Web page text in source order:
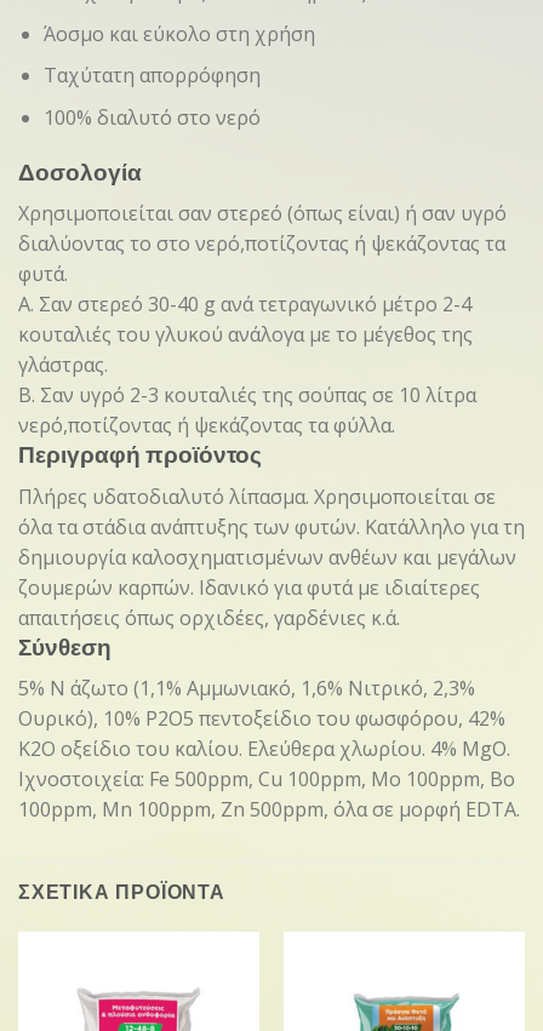
Άοσμο και εύκολο στη χρήση
Ταχύτατη απορρόφηση
100% διαλυτό στο νερό
Δοσολογία
Χρησιμοποιείται σαν στερεό (όπως είναι) ή σαν υγρό
διαλύοντας το στο νερό,ποτίζοντας ή ψεκάζοντας τα
φυτά.
Α. Σαν στερεό 30-40 g ανά τετραγωνικό μέτρο 2-4
κουταλιές του γλυκού ανάλογα με το μέγεθος της
γλάστρας.
Β. Σαν υγρό 2-3 κουταλιές της σούπας σε 10 λίτρα
νερό,ποτίζοντας ή ψεκάζοντας τα φύλλα.
Περιγραφή προϊόντος
Πλήρες υδατοδιαλυτό λίπασμα. Χρησιμοποιείται σε
όλα τα στάδια ανάπτυξης των φυτών. Κατάλληλο για τη
δημιουργία καλοσχηματισμένων ανθέων και μεγάλων
ζουμερών καρπών. Ιδανικό για φυτά με ιδιαίτερες
απαιτήσεις όπως ορχιδέες, γαρδένιες κ.ά.
Σύνθεση
5% Ν άζωτο (1,1% Αμμωνιακό, 1,6% Νιτρικό, 2,3%
Ουρικό), 10% P2O5 πεντοξείδιο του φωσφόρου, 42%
Κ2Ο οξείδιο του καλίου. Ελεύθερα χλωρίου. 4% MgO.
Ιχνοστοιχεία: Fe 500ppm, Cu 100ppm, Mo 100ppm, Bo
100ppm, Mn 100ppm, Zn 500ppm, όλα σε μορφή EDTA.
ΣΧΕΤΙΚΑ ΠΡΟΪΟΝΤΑ